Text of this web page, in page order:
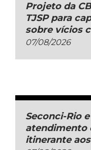
Projeto da
TJSP para
sobre vícios
07/08/2026
Seconci-Rio
atendimento
itinerante